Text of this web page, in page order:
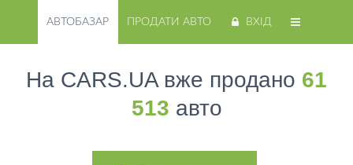
АВТОБАЗАР ПРОДАТИ АВТО ВХІД
На CARS.UA вже продано 61
513 авто